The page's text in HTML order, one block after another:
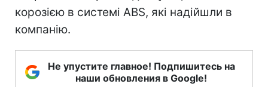
корозією в системі ABS, які надійшли в
компанію.
Не упустите главное! Подпишитесь на
наши обновления в Google!